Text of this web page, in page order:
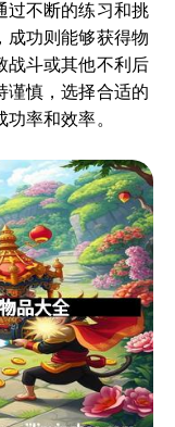
过不断的练习和挑
成功则能够获得物
战斗或其他不利后
谨慎，选择合适的
率和效率。